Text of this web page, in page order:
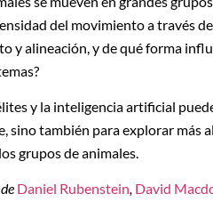
del movimiento a través
y alineación, y de qué forma
y la inteligencia artificial
sino también para explorar más
grupos de animales.
Daniel Rubenstein, David